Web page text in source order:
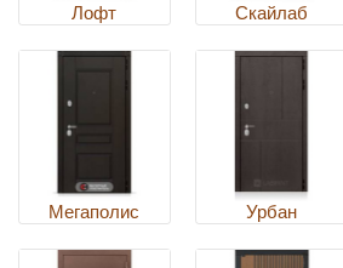
Лофт Скайлаб
Мегаполис Урбан